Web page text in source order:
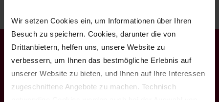
Wir setzen Cookies ein, um Informationen über Ihren
Besuch zu speichern. Cookies, darunter die von
Drittanbietern, helfen uns, unsere Website zu
verbessern, um Ihnen das bestmögliche Erlebnis auf
unserer Website zu bieten, und Ihnen auf Ihre Interessen
zugeschnittene Angebote zu machen. Technisch
Spendenkonto
Evangelische Bank eG
IBAN: DE12 5206 0410 1500 5115 10